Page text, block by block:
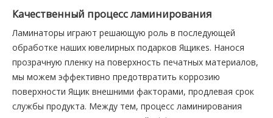
Качественный процесс ламинирования
Ламинаторы играют решающую роль в последующей
обработке наших ювелирных подарков Ящикes. Нанося
прозрачную пленку на поверхность печатных материалов,
мы можем эффективно предотвратить коррозию
поверхности Ящик внешними факторами, продлевая срок
службы продукта. Между тем, процесс ламинирования